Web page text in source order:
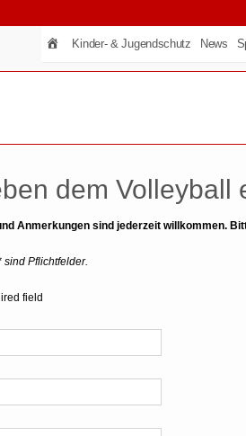
Kinder- & Jugendschutz News
dem Volleyball
Anmerkungen sind jederzeit willkommen.
sind Pflichtfelder.
field